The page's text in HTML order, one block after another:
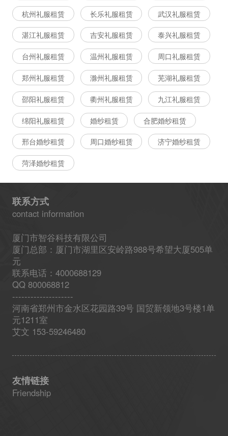
杭州礼服租赁 长乐礼服租赁 武汉礼服租赁
湛江礼服租赁 吉安礼服租赁 泰兴礼服租赁
台州礼服租赁 温州礼服租赁 周口礼服租赁
郑州礼服租赁 滁州礼服租赁 芜湖礼服租赁
邵阳礼服租赁 衢州礼服租赁 九江礼服租赁
绵阳礼服租赁 婚纱租赁 合肥婚纱租赁
邢台婚纱租赁 周口婚纱租赁 济宁婚纱租赁
菏泽婚纱租赁
联系方式
contact information
厦门市智谷科技有限公司
厦门总部：厦门市湖里区安岭路988号希望大厦505单
元
联系电话：4000688129
QQ 800068812
--------------------
河南省郑州市金水区花园路39号 国贸新领地3号楼1单
元1211室
艾文 153-59246480
友情链接
Friendship